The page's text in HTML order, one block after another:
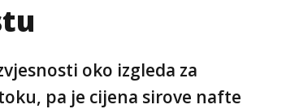
oko izgleda za
pa je cijena sirove nafte